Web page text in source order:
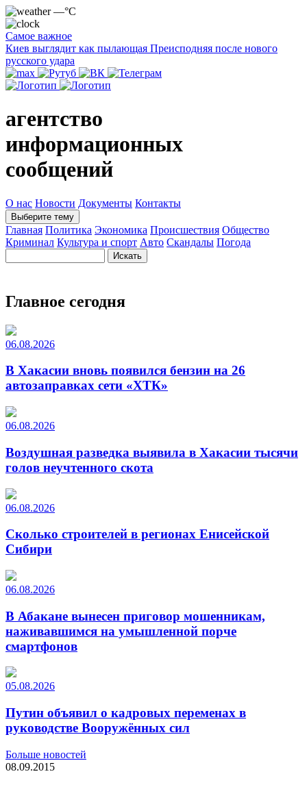
—°C
Самое важное
Киев выглядит как пылающая Преисподняя после нового
русского удара
агентство
информационных
сообщений
О нас Новости Документы Контакты
Выберите тему
Главная Политика Экономика Происшествия Общество
Криминал Культура и спорт Авто Скандалы Погода
Главное сегодня
06.08.2026
В Хакасии вновь появился бензин на 26
автозаправках сети «ХТК»
06.08.2026
Воздушная разведка выявила в Хакасии тысячи
голов неучтенного скота
06.08.2026
Сколько строителей в регионах Енисейской
Сибири
06.08.2026
В Абакане вынесен приговор мошенникам,
наживавшимся на умышленной порче
смартфонов
05.08.2026
Путин объявил о кадровых переменах в
руководстве Вооружённых сил
Больше новостей
08.09.2015